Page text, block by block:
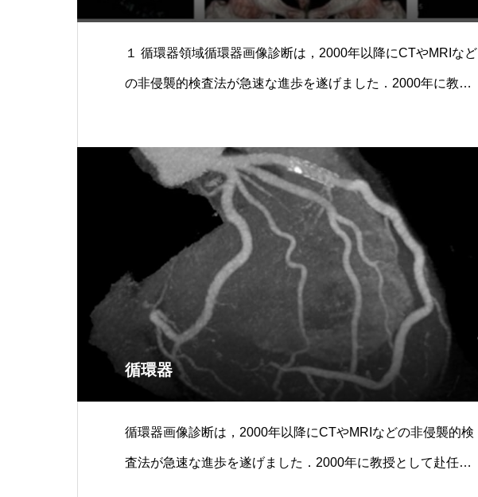
１ 循環器領域循環器画像診断は，2000年以降にCTやMRIなど
の非侵襲的検査法が急速な進歩を遂げました．2000年に教授
循環器
循環器画像診断は，2000年以降にCTやMRIなどの非侵襲的検
査法が急速な進歩を遂げました．2000年に教授として赴任し